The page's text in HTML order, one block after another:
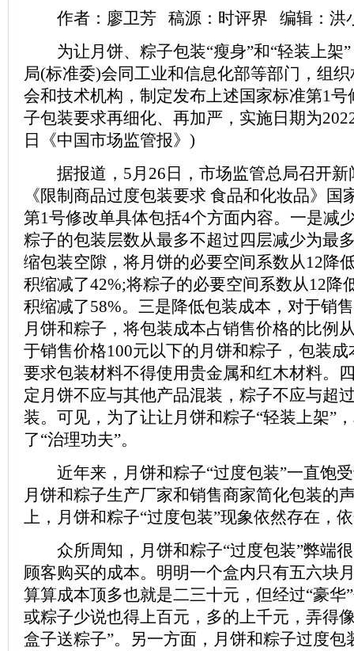
作者：廖卫芳 稿源：时评界 编辑：洪
为让月饼、粽子包装“瘦身”和“轻装上架”
局(标准委)会同工业和信息化部等部门，组
会和技术机构，制定发布上述国家标准第1
子包装要求再细化、再加严，实施日期为
日《中国市场监管报》)
据报道，5月26日，市场监管总局召开新
《限制商品过度包装要求 食品和化妆品》国
第1号修改单具体包括4个方面内容。一是减
粽子的包装层数从最多不超过四层减少为最
缩包装空隙，将月饼的必要空间系数从12降
积缩减了42%;将粽子的必要空间系数从12降
积缩减了58%。三是降低包装成本，对于销
月饼和粽子，将包装成本占销售价格的比例
于销售价格100元以下的月饼和粽子，包装
要求包装材料不得使用贵金属和红木材料。
定月饼不应与其他产品混装，粽子不应与超
装。可见，为了让让月饼和粽子“轻装上架”
了“治理功夫”。
近年来，月饼和粽子“过度包装”一直饱受
月饼和粽子生产厂家和销售商家简化包装的
上，月饼和粽子“过度包装”现象依然存在，
众所周知，月饼和粽子“过度包装”弊端很
顾客购买的成本。明明一个盒内只有五六块
算算成本顶多也就是二三十元，但经过“豪华
或粽子少说也得上百元，多的上千元，弄得
盒子送粽子”。另一方面，月饼和粽子过度包